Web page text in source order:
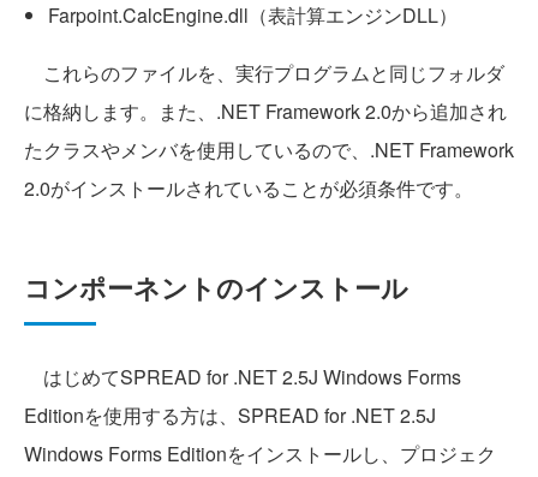
Farpoint.CalcEngine.dll（表計算エンジンDLL）
これらのファイルを、実行プログラムと同じフォルダ
に格納します。また、.NET Framework 2.0から追加され
たクラスやメンバを使用しているので、.NET Framework
2.0がインストールされていることが必須条件です。
コンポーネントのインストール
はじめてSPREAD for .NET 2.5J Windows Forms
Editionを使用する方は、SPREAD for .NET 2.5J
Windows Forms Editionをインストールし、プロジェク